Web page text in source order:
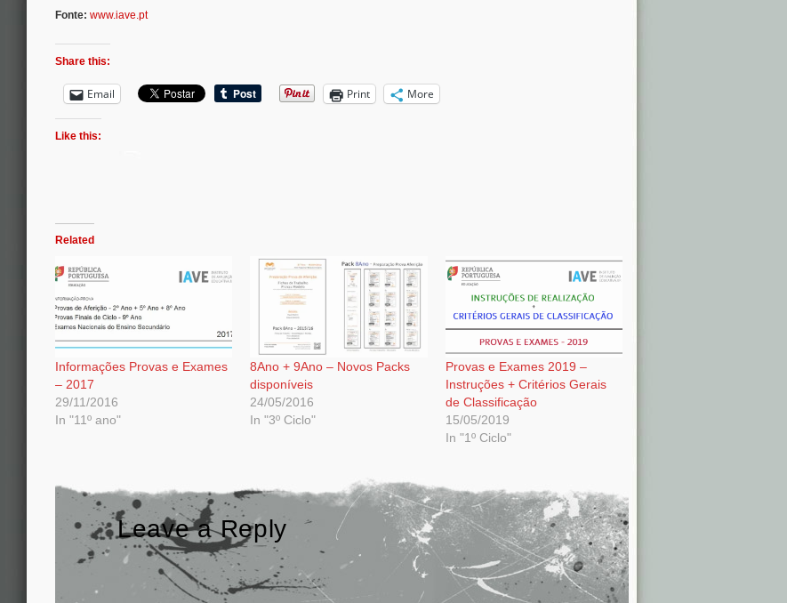
Fonte: www.iave.pt
Share this:
Email Print More
Like this:
Related
Informações Provas e Exames
– 2017
29/11/2016
In "11º ano"
8Ano + 9Ano – Novos Packs
disponíveis
24/05/2016
In "3º Ciclo"
Provas e Exames 2019 –
Instruções + Critérios Gerais
de Classificação
15/05/2019
In "1º Ciclo"
Leave a Reply